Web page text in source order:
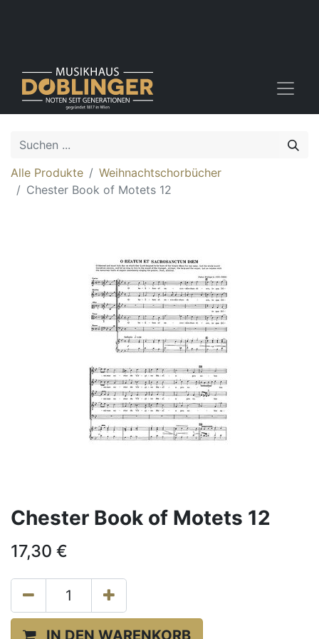
Alle Produkte
Weihnachtschorbücher
Chester Book of Motets 12
Chester Book of Motets 12
17,30 €
IN DEN WARENKORB